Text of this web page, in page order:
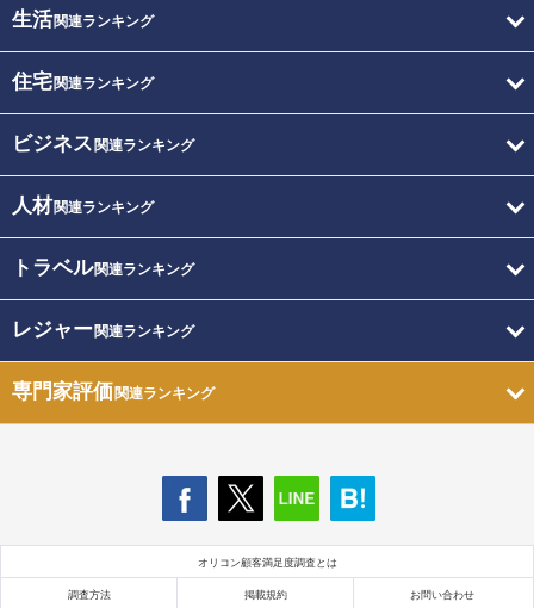
生活関連ランキング
住宅関連ランキング
ビジネス 関連ランキング
人材関連ランキング
トラベル関連ランキング
レジャー関連ランキング
専門家評価関連ランキング
オリコン顧客満足度調査とは
調査方法 掲載規約 お問い合わせ